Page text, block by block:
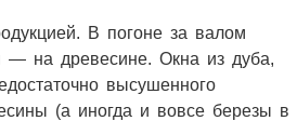
В погоне за валом
— на древесине. Окна из дуба,
высушенного
(а иногда и вовсе березы в